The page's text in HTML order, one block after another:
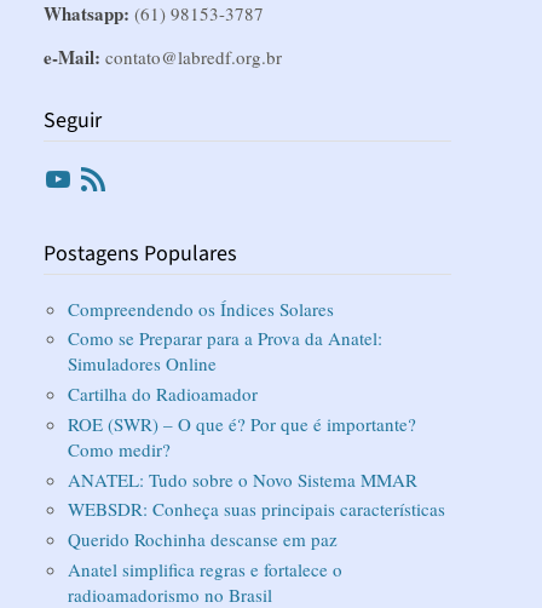
Whatsapp: (61) 98153-3787
e-Mail: contato@labredf.org.br
Seguir
Youtube
Postagens Populares
Compreendendo os Índices Solares
Como se Preparar para a Prova da Anatel:
Simuladores Online
Cartilha do Radioamador
ROE (SWR) – O que é? Por que é importante?
Como medir?
ANATEL: Tudo sobre o Novo Sistema MMAR
WEBSDR: Conheça suas principais características
Querido Rochinha descanse em paz
Anatel simplifica regras e fortalece o
radioamadorismo no Brasil